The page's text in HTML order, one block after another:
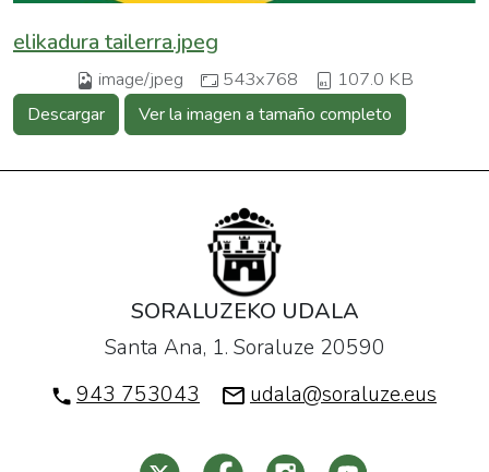
elikadura tailerra.jpeg
image/jpeg 543x768 107.0 KB
Descargar Ver la imagen a tamaño completo
SORALUZEKO UDALA
Santa Ana, 1. Soraluze 20590
943 753043
udala@soraluze.eus